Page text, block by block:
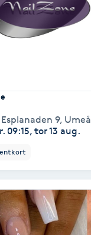
9, Umeå
09:15, tor 13 aug.